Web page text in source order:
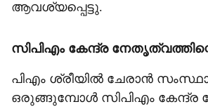
ആവശ്യപ്പെട്ടു.
സിപിഎം കേന്ദ്ര
പിഎം ശ്രീയില്‍ ചേരാന്‍
ഒരുങ്ങുമ്പോള്‍ സിപിഎം